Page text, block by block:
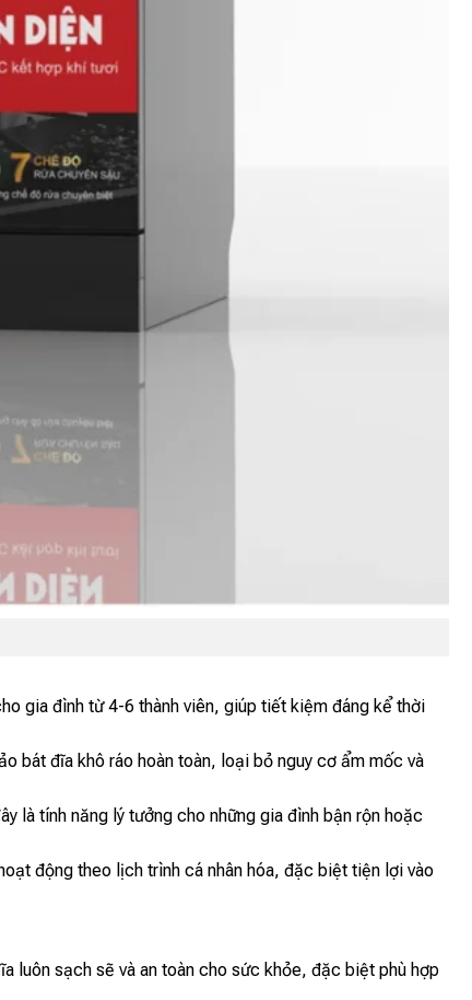
gia đình từ 4-6 thành viên, giúp tiết kiệm đáng kể thời
bát đĩa khô ráo hoàn toàn, loại bỏ nguy cơ ẩm mốc và
là tính năng lý tưởng cho những gia đình bận rộn hoặc
động theo lịch trình cá nhân hóa, đặc biệt tiện lợi vào
luôn sạch sẽ và an toàn cho sức khỏe, đặc biệt phù hợp